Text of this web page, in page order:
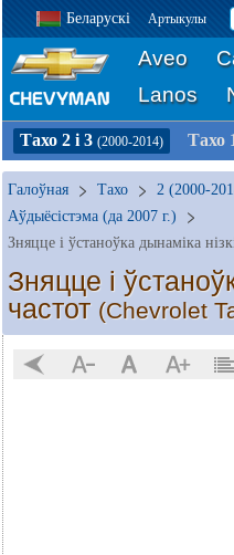
Беларускі Артыкулы
Aveo
Lanos
Тахо 2 і 3 (2000-2014) Тахо
Галоўная Тахо 2 (2000-
Аўдыёсістэма (да 2007 г.)
Зняцце і ўстаноўка дынаміка
Зняцце і
частот (Chevrolet